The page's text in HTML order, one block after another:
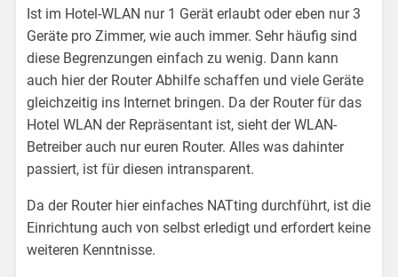
Ist im Hotel-WLAN nur 1 Gerät erlaubt oder eben nur 3
Geräte pro Zimmer, wie auch immer. Sehr häufig sind
diese Begrenzungen einfach zu wenig. Dann kann
auch hier der Router Abhilfe schaffen und viele Geräte
gleichzeitig ins Internet bringen. Da der Router für das
Hotel WLAN der Repräsentant ist, sieht der WLAN-
Betreiber auch nur euren Router. Alles was dahinter
passiert, ist für diesen intransparent.
Da der Router hier einfaches NATting durchführt, ist die
Einrichtung auch von selbst erledigt und erfordert keine
weiteren Kenntnisse.